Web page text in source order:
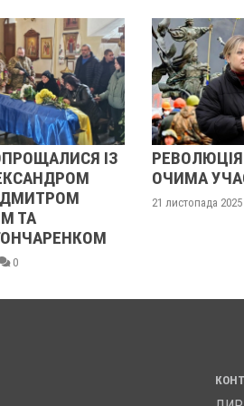
РЕВОЛЮЦІЯ ГІДНОСТІ 2013
ОЧИМА УЧАСНИЦІ
21 листопада 2025 0